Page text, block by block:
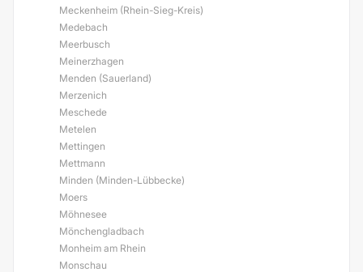
Meckenheim (Rhein-Sieg-Kreis)
Medebach
Meerbusch
Meinerzhagen
Menden (Sauerland)
Merzenich
Meschede
Metelen
Mettingen
Mettmann
Minden (Minden-Lübbecke)
Moers
Möhnesee
Mönchengladbach
Monheim am Rhein
Monschau